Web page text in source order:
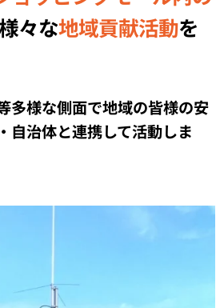
々な地域貢献活動を
多様な側面で地域の皆様の安
自治体と連携して活動しま